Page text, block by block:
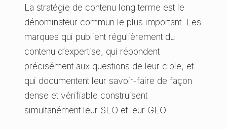
La stratégie de contenu long terme est le
dénominateur commun le plus important. Les
marques qui publient régulièrement du
contenu d’expertise, qui répondent
précisément aux questions de leur cible, et
qui documentent leur savoir-faire de façon
dense et vérifiable construisent
simultanément leur SEO et leur GEO.